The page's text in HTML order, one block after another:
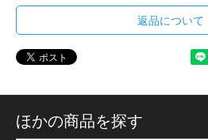
返品について
ほかの商品を探す